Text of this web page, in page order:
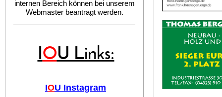
internen Bereich können bei unserem
Webmaster beantragt werden.
IOU Links:
IOU Instagram